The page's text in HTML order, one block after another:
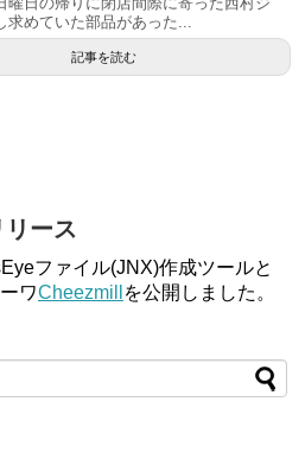
求めていた部品があった...
記事を読む
ース
ファイル(JNX)作成ツールと
ワCheezmill を公開しました。